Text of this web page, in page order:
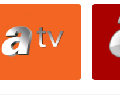
6698 sayılı Kişisel
mevzuata uygun olarak